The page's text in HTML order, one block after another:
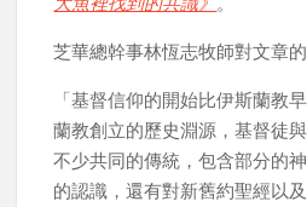
芝華總幹事林恆志牧師對文章
「基督信仰的開始比伊斯蘭教
蘭教創立的歷史淵源，基督徒
不少共同的傳統，包含部分的
的認識，還有對新舊約聖經以